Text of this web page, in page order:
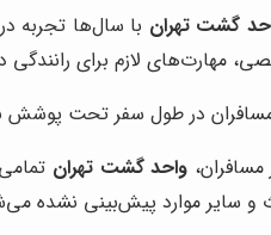
گشت تهران با سال‌ها تجربه
مهارت‌های لازم برای رانندگی
در طول سفر تحت پوشش
واحد گشت تهران
و سایر موارد پیش‌بینی نشده